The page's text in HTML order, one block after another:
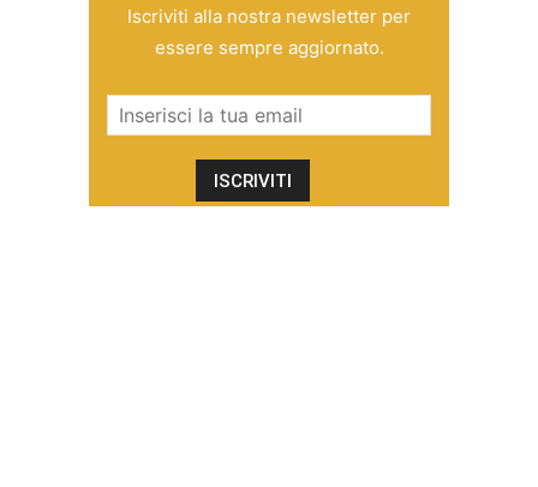
Iscriviti alla nostra newsletter per
essere sempre aggiornato.